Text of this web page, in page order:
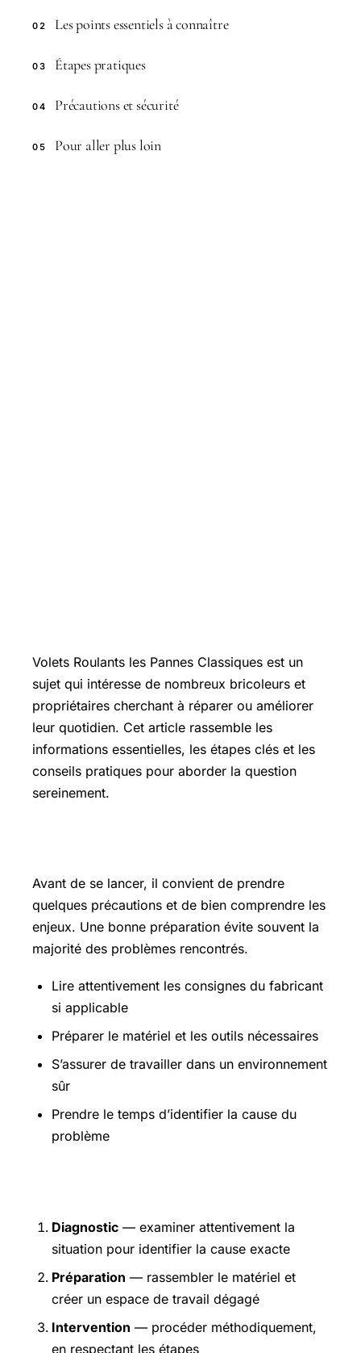
02 Les points essentiels à connaître
03 Étapes pratiques
04 Précautions et sécurité
05 Pour aller plus loin
Volets Roulants les Pannes Classiques est un
sujet qui intéresse de nombreux bricoleurs et
propriétaires cherchant à réparer ou améliorer
leur quotidien. Cet article rassemble les
informations essentielles, les étapes clés et les
conseils pratiques pour aborder la question
sereinement.
Avant de se lancer, il convient de prendre
quelques précautions et de bien comprendre les
enjeux. Une bonne préparation évite souvent la
majorité des problèmes rencontrés.
Lire attentivement les consignes du fabricant
si applicable
Préparer le matériel et les outils nécessaires
S’assurer de travailler dans un environnement
sûr
Prendre le temps d’identifier la cause du
problème
Diagnostic — examiner attentivement la
situation pour identifier la cause exacte
Préparation — rassembler le matériel et
créer un espace de travail dégagé
Intervention — procéder méthodiquement,
en respectant les étapes